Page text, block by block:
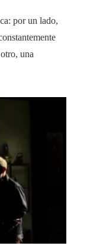
por un lado,
una